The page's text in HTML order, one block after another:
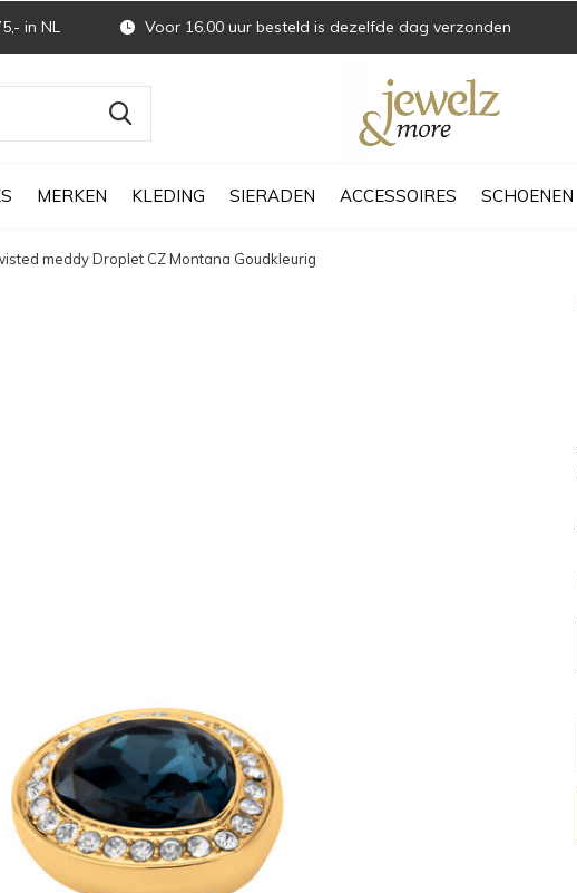
MERKEN KLEDING SIERADEN ACCESSOIRES SCHOENEN
in NL Voor 16.00 uur besteld is dezelfde dag verzonden
meddy Droplet CZ Montana Goudkleurig